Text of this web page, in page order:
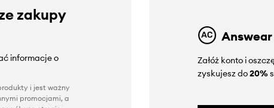
zakupy
informacje o
i jest ważny
promocjami, a
Załóż konto i
zyskujesz do20%